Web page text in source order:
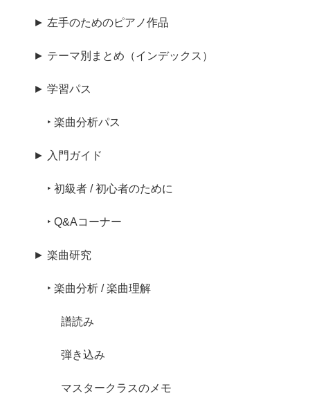
► 左手のためのピアノ作品
► テーマ別まとめ（インデックス）
► 学習パス
‣ 楽曲分析パス
► 入門ガイド
‣ 初級者 / 初心者のために
‣ Q&Aコーナー
► 楽曲研究
‣ 楽曲分析 / 楽曲理解
譜読み
弾き込み
マスタークラスのメモ